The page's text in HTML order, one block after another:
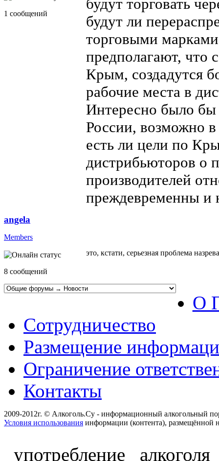
1 сообщений
будут торговать
будут ли
торговыми
предполагают, что
Крым, создадутся
рабочие места в
Интересно было бы
России, возможно в
есть ли цели по
дистрибьюторов о
производителей
преждевременны и
angela
Members
8 сообщений
это, кстати, серьезная проблема
О
Сотрудничество
Размещение
Ограничение
Контакты
2009-2012г. © Алкоголь.Су - информационный алкогольный
Условия использования информации (контента), размещённой
употребление